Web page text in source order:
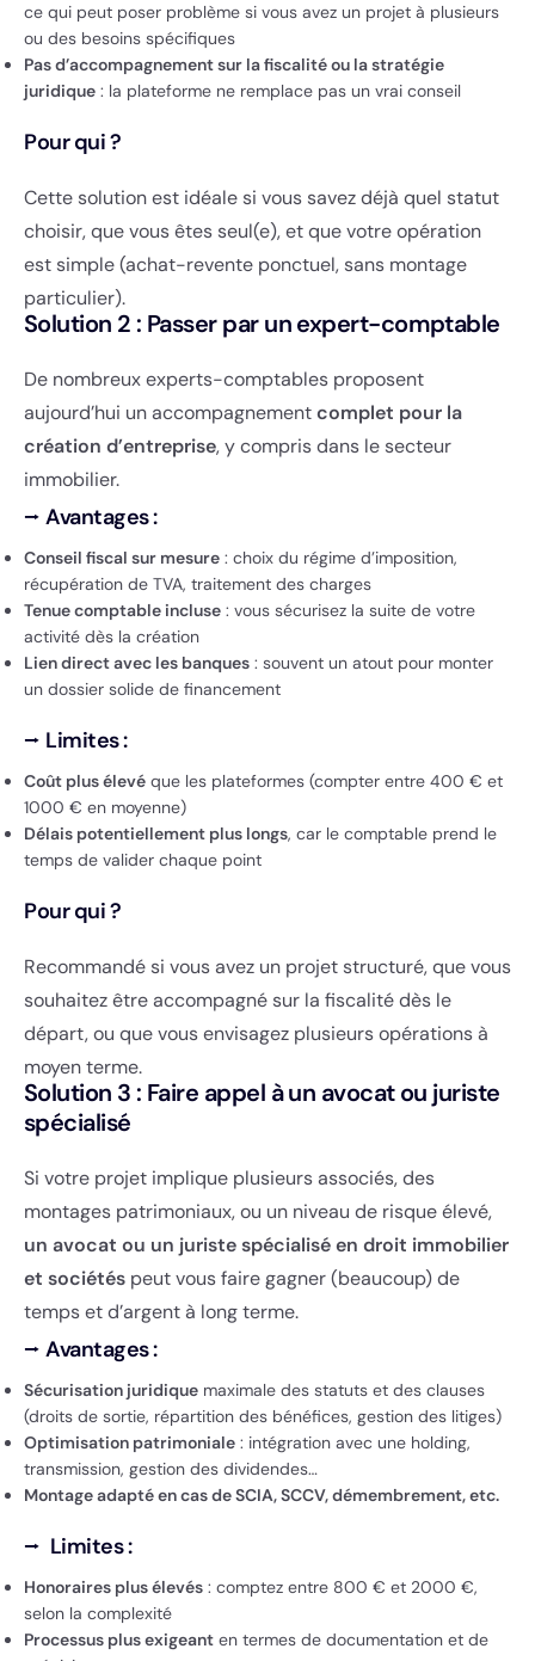
ce qui peut poser problème si vous avez un projet à plusieurs
ou des besoins spécifiques
Pas d’accompagnement sur la fiscalité ou la stratégie
juridique : la plateforme ne remplace pas un vrai conseil
Pour qui ?
Cette solution est idéale si vous savez déjà quel statut
choisir, que vous êtes seul(e), et que votre opération
est simple (achat-revente ponctuel, sans montage
particulier).
Solution 2 : Passer par un expert-comptable
De nombreux experts-comptables proposent
aujourd’hui un accompagnementcomplet pour la
création d’entreprise, y compris dans le secteur
immobilier.
⭢Avantages :
Conseil fiscal sur mesure : choix du régime d’imposition,
récupération de TVA, traitement des charges
Tenue comptable incluse : vous sécurisez la suite de votre
activité dès la création
Lien direct avec les banques : souvent un atout pour monter
un dossier solide de financement
⭢ Limites :
Coût plus élevé que les plateformes (compter entre 400 € et
1000 € en moyenne)
Délais potentiellement plus longs, car le comptable prend le
temps de valider chaque point
Pour qui ?
Recommandé si vous avez un projet structuré, que vous
souhaitez être accompagné sur la fiscalité dès le
départ, ou que vous envisagez plusieurs opérations à
moyen terme.
Solution 3 : Faire appel à un avocat ou juriste
spécialisé
Si votre projet implique plusieurs associés, des
montages patrimoniaux, ou un niveau de risque élevé,
un avocat ou un juriste spécialisé en droit immobilier
et sociétés peut vous faire gagner (beaucoup) de
temps et d’argent à long terme.
⭢Avantages :
Sécurisation juridique maximale des statuts et des clauses
(droits de sortie, répartition des bénéfices, gestion des litiges)
Optimisation patrimoniale : intégration avec une holding,
transmission, gestion des dividendes…
Montage adapté en cas de SCIA, SCCV, démembrement, etc.
⭢ Limites :
Honoraires plus élevés : comptez entre 800 € et 2000 €,
selon la complexité
Processus plus exigeant en termes de documentation et de